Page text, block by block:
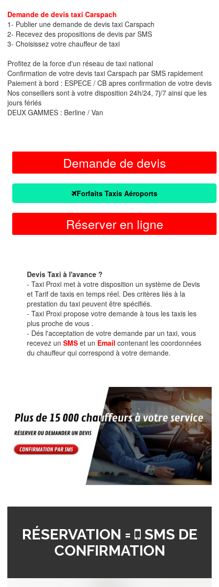
Demande de devis taxi Carspach
1- Publier une demande de devis taxi Carspach
2- Recevez des propositions de devis par SMS
3- Choisissez votre chauffeur de taxi
Profitez de la force d'un réseau de taxi national
Confirmation de votre devis taxi Carspach par SMS rapidement
Paiement à bord : ESPECE / CB apres confirmation de votre devis
Nos conseillers sont à votre disposition 24h/24, 7j/7 ainsi que les
jours fériés
DEUX GAMMES : Berline / Van
Demande de devis
Forfaits Taxis Aéroports
Réserver en ligne
Devis Taxi à l'avance ?
- Taxi Proxi met à votre disposition un système de Devis
et Tarif de taxis en temps réel. Des critères liés à la
prestation du taxi peuvent être spécifiés.
- Taxi Proxi propose votre demande à tous les taxis les
plus proche de vous .
- Dés l'acceptation de votre demande par un taxi, vous
recevez un SMS et un Email contenant les coordonnées
du chauffeur qui correspond à votre demande.
RÉSERVATION =
SMS DE
CONFIRMATION